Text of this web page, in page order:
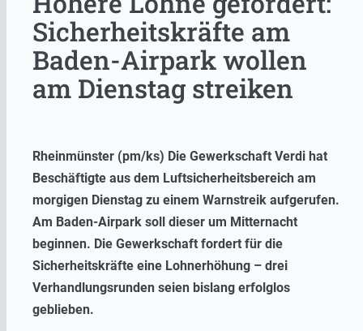
Sicherheitskräfte am
Baden-Airpark wollen
am Dienstag streiken
Rheinmünster (pm/ks) Die Gewerkschaft Verdi hat
Beschäftigte aus dem Luftsicherheitsbereich am
morgigen Dienstag zu einem Warnstreik aufgerufen.
Am Baden-Airpark soll dieser um Mitternacht
beginnen. Die Gewerkschaft fordert für die
Sicherheitskräfte eine Lohnerhöhung – drei
Verhandlungsrunden seien bislang erfolglos
geblieben.